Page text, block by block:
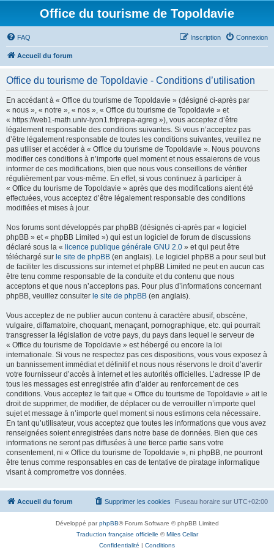
Office du tourisme de Topoldavie
FAQ Connexion
Inscription
Accueil du forum
Office du tourisme de Topoldavie - Conditions d’utilisation
En accédant à « Office du tourisme de Topoldavie » (désigné ci-après par
« nous », « notre », « nos », « Office du tourisme de Topoldavie » et
« https://web1-math.univ-lyon1.fr/prepa-agreg »), vous acceptez d’être
légalement responsable des conditions suivantes. Si vous n’acceptez pas
d’être légalement responsable de toutes les conditions suivantes, veuillez ne
pas utiliser et accéder à « Office du tourisme de Topoldavie ». Nous pouvons
modifier ces conditions à n’importe quel moment et nous essaierons de vous
informer de ces modifications, bien que nous vous conseillons de vérifier
régulièrement par vous-même. En effet, si vous continuez à participer à
« Office du tourisme de Topoldavie » après que des modifications aient été
effectuées, vous acceptez d’être légalement responsable des conditions
modifiées et mises à jour.
Nos forums sont développés par phpBB (désignés ci-après par « logiciel
phpBB » et « phpBB Limited ») qui est un logiciel de forum de discussions
déclaré sous la « licence publique générale GNU 2.0 » et qui peut être
téléchargé sur le site de phpBB (en anglais). Le logiciel phpBB a pour seul but
de faciliter les discussions sur internet et phpBB Limited ne peut en aucun cas
être tenu comme responsable de la conduite et du contenu que nous
acceptons et que nous n’acceptons pas. Pour plus d’informations concernant
phpBB, veuillez consulter le site de phpBB (en anglais).
Vous acceptez de ne publier aucun contenu à caractère abusif, obscène,
vulgaire, diffamatoire, choquant, menaçant, pornographique, etc. qui pourrait
transgresser la législation de votre pays, du pays dans lequel le serveur de
« Office du tourisme de Topoldavie » est hébergé ou encore la loi
internationale. Si vous ne respectez pas ces dispositions, vous vous exposez à
un bannissement immédiat et définitif et nous nous réservons le droit d’avertir
votre fournisseur d’accès à internet et les autorités officielles. L’adresse IP de
tous les messages est enregistrée afin d’aider au renforcement de ces
conditions. Vous acceptez le fait que « Office du tourisme de Topoldavie » ait le
droit de supprimer, de modifier, de déplacer ou de verrouiller n’importe quel
sujet et message à n’importe quel moment si nous estimons cela nécessaire.
En tant qu’utilisateur, vous acceptez que toutes les informations que vous avez
renseignées soient enregistrées dans notre base de données. Bien que ces
informations ne seront pas diffusées à une tierce partie sans votre
consentement, ni « Office du tourisme de Topoldavie », ni phpBB, ne pourront
être tenus comme responsables en cas de tentative de piratage informatique
visant à compromettre vos données.
Accueil du forum Fuseau horaire sur UTC+02:00
Supprimer les cookies
Développé parphpBB® Forum Software © phpBB Limited
Traduction française officielle ©Miles Cellar
Confidentialité | Conditions